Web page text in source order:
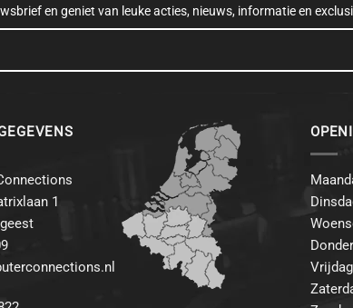
en geniet van leuke acties, nieuws, informatie en
1